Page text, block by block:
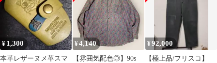
¥ 1,300
本革レザーヌメ革スマ
¥4,140
【雰囲気配色◎】90s
¥92,000
【極上品/フリスコ】